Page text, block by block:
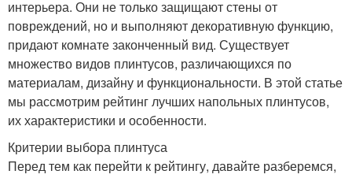
интерьера. Они не только защищают стены от
повреждений, но и выполняют декоративную функцию,
придают комнате законченный вид. Существует
множество видов плинтусов, различающихся по
материалам, дизайну и функциональности. В этой статье
мы рассмотрим рейтинг лучших напольных плинтусов,
их характеристики и особенности.
Критерии выбора плинтуса
Перед тем как перейти к рейтингу, давайте разберемся,